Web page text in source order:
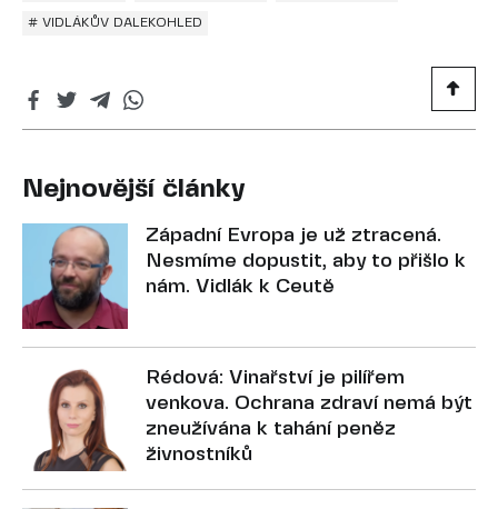
# VIDLÁKŮV DALEKOHLED
Nejnovější články
Západní Evropa je už ztracená.
Nesmíme dopustit, aby to přišlo k
nám. Vidlák k Ceutě
Rédová: Vinařství je pilířem
venkova. Ochrana zdraví nemá být
zneužívána k tahání peněz
živnostníků